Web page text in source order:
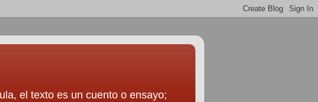
el texto es un cuento o ensayo;